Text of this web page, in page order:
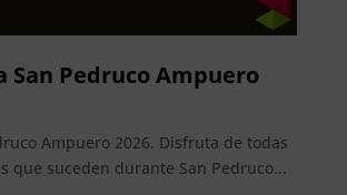
San Pedruco Ampuero
Ampuero 2026. Disfruta de todas
que suceden durante San Pedruco...